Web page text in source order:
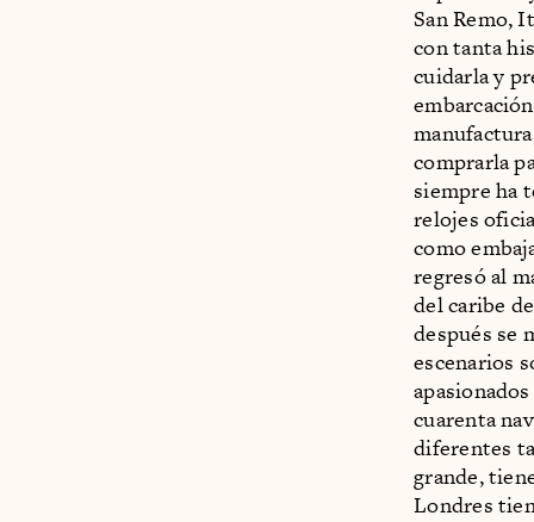
San Remo,
con tanta
cuidarla y
comprarla
siempre ha
relojes
como
regresó al
del caribe
después se
escenarios
cuarenta
diferentes
grande,
Londres